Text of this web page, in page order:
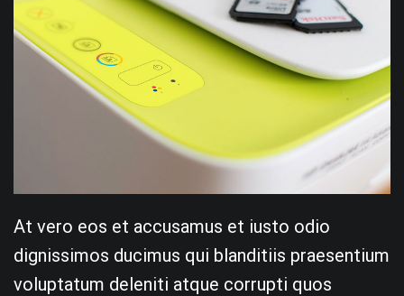
At vero eos et accusamus et iusto odio
dignissimos ducimus qui blanditiis praesentium
voluptatum deleniti atque corrupti quos